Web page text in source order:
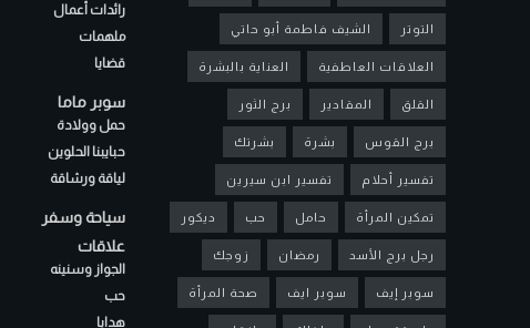
التوتر الشيف فاطمة أبو حاتي
العلاقات العاطفية العناية بالبشرة
القلق المقادير برج الثور
برج القوس بشرة بشرتك
تفسير أحلام تفسير ابن سيرين
تمكين المرأة حامل حب ديكور
رجل برج الأسد رمضان زوجك
سوبر إيف سوبر ايف صحة المرأة
رائدات أعمال
ملهمات
قضايا
سوبر ماما
حمل وولادة
حبايبنا الحلوين
لياقة ورشاقة
سياحة وسفر
علاقات
الجواز وسنينه
حب
هدايا